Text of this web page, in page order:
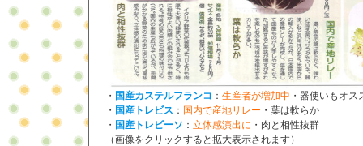
・ 国産カステルフランコ ： 生産者が増加中 ・器使いもオス
・ 国産トレビス ： 国内で産地リレー ・葉は軟らか
・ 国産トレビーソ ： 立体感演出に ・肉と相性抜群
（画像をクリックすると拡大表示されます）